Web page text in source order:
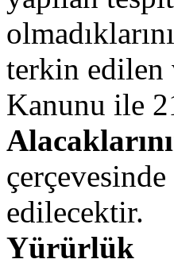
terkin edilen
Kanunu ile
edilecektir.
Yürürlük